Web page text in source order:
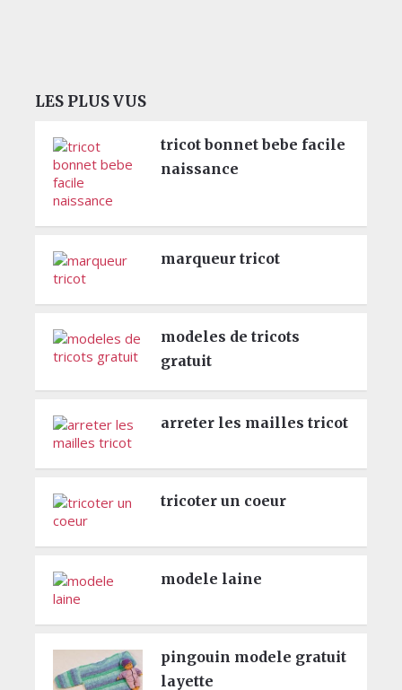
LES PLUS VUS
tricot bonnet bebe facile
naissance
marqueur tricot
modeles de tricots
gratuit
arreter les mailles tricot
tricoter un coeur
modele laine
pingouin modele gratuit
layette